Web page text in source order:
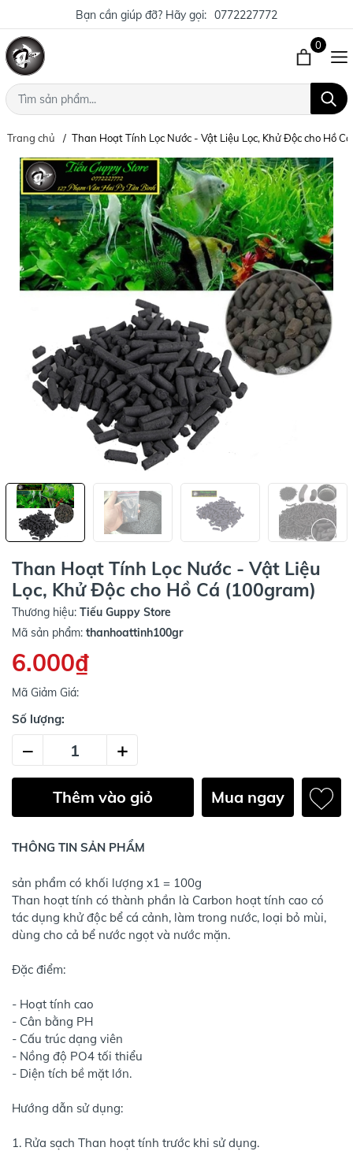
Bạn cần giúp đỡ? Hãy gọi: 0772227772
0
Trang chủ Than Hoạt Tính Lọc Nước - Vật Liệu Lọc, Khử Độc cho Hồ
Than Hoạt Tính Lọc Nước - Vật Liệu
Lọc, Khử Độc cho Hồ Cá (100gram)
Thương hiệu: Tiếu Guppy Store
Mã sản phẩm: thanhoattinh100gr
6.000₫
Mã Giảm Giá:
Số lượng:
– +
Thêm vào giỏ Mua ngay
THÔNG TIN SẢN PHẨM
sản phẩm có khối lượng x1 = 100g
Than hoạt tính có thành phần là Carbon hoạt tính cao có
tác dụng khử độc bể cá cảnh, làm trong nước, loại bỏ mùi,
dùng cho cả bể nước ngọt và nước mặn.
Đặc điểm:
- Hoạt tính cao
- Cân bằng PH
- Cấu trúc dạng viên
- Nồng độ PO4 tối thiểu
- Diện tích bề mặt lớn.
Hướng dẫn sử dụng:
1. Rửa sạch Than hoạt tính trước khi sử dụng.